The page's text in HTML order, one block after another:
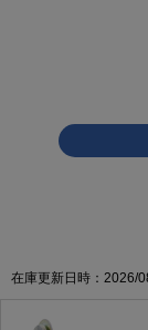
在庫更新日時：2026/